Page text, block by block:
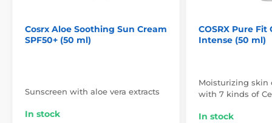
Cosrx Aloe Soothing Sun Cream
SPF50+ (50 ml)
Sunscreen with aloe vera extracts
In stock
COSRX Pure Fit
Intense (50 ml)
Moisturizing skin
with 7 kinds of
In stock